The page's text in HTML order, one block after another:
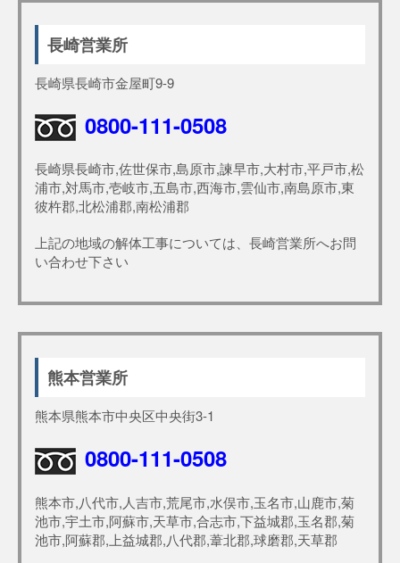
長崎営業所
長崎県長崎市金屋町9-9
0800-111-0508
長崎県長崎市,佐世保市,島原市,諫早市,大村市,平戸市,松
浦市,対馬市,壱岐市,五島市,西海市,雲仙市,南島原市,東
彼杵郡,北松浦郡,南松浦郡
上記の地域の解体工事については、長崎営業所へお問
い合わせ下さい
熊本営業所
熊本県熊本市中央区中央街3-1
0800-111-0508
熊本市,八代市,人吉市,荒尾市,水俣市,玉名市,山鹿市,菊
池市,宇土市,阿蘇市,天草市,合志市,下益城郡,玉名郡,菊
池市,阿蘇郡,上益城郡,八代郡,葦北郡,球磨郡,天草郡